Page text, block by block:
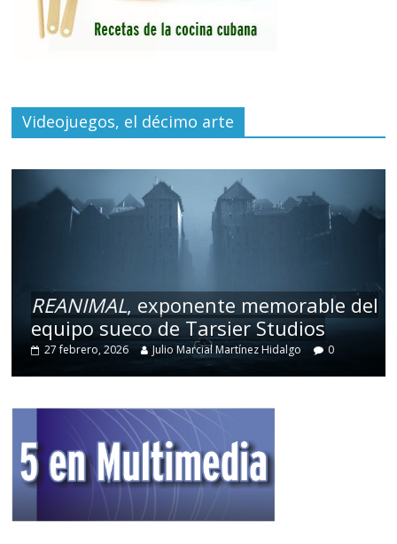
Videojuegos, el décimo arte
REANIMAL, exponente memorable del
equipo sueco de Tarsier Studios
27 febrero, 2026 Julio Marcial Martínez Hidalgo 0